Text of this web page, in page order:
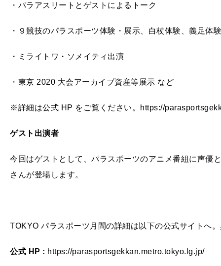
・パラアスリートとゲストによるトーク
・９競技のパラスポーツ体験・展示、白杖体験、義足体験
・ミライトワ・ソメイティ出演
・東京 2020 大会アーカイブ資産等展示 など
※詳細は公式 HP をご覧ください。https://
ゲスト出演者
今回はゲストとして、パラスポーツのアニメ番組に声優
さんが登場します。
TOKYO パラスポーツ月間の詳細は以下の公式サイトへ
公式 HP : https://parasportsgekkan.metro.tokyo.lg.jp/